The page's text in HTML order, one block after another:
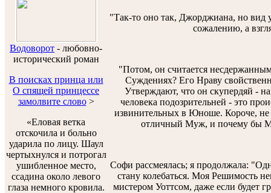
Водоворот - любовно-
исторический роман
В поисках принца или
О спящей принцессе
замолвите слово>
«Еловая ветка
отскочила и больно
ударила по лицу. Шаул
чертыхнулся и потрогал
ушибленное место,
ссадина около левого
глаза немного кровила.
"Так-то оно так, Джорджиана, но вид
сожалению, а
"Потом, он считается
Суждениях? Его Нраву
Утверждают, что он скупердяй -
человека подозрительней - это
извинительных в Юноше. Короче, не
отличный Муж, и почему бы
Софи рассмеялась; я продолжала:
стану колебаться. Моя Решимость
мистером Уоттсом, даже если будет